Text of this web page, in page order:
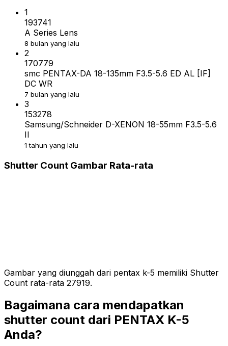
1
193741
A Series Lens
8 bulan yang lalu
2
170779
smc PENTAX-DA 18-135mm F3.5-5.6 ED AL [IF]
DC WR
7 bulan yang lalu
3
153278
Samsung/Schneider D-XENON 18-55mm F3.5-5.6
II
1 tahun yang lalu
Shutter Count Gambar Rata-rata
Gambar yang diunggah dari pentax k-5 memiliki Shutter
Count rata-rata 27919.
Bagaimana cara mendapatkan
shutter count dari PENTAX K-5
Anda?